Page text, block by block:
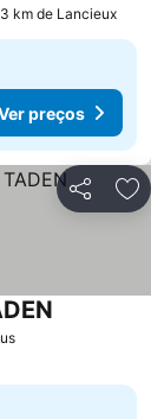
km de Lancieux
preços
Partilhar